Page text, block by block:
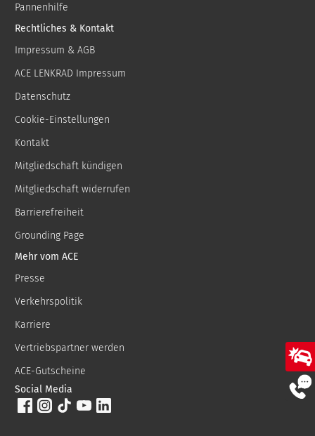
Pannenhilfe
Rechtliches & Kontakt
Impressum & AGB
ACE LENKRAD Impressum
Datenschutz
Cookie-Einstellungen
Kontakt
Mitgliedschaft kündigen
Mitgliedschaft widerrufen
Barrierefreiheit
Grounding Page
Mehr vom ACE
Presse
Verkehrspolitik
Karriere
Vertriebspartner werden
ACE-Gutscheine
Social Media